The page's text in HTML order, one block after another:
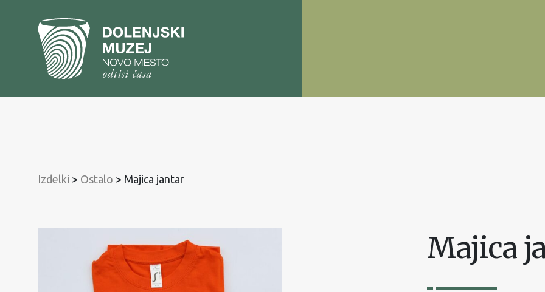
Na
Izdelki > Ostalo > Majica jantar
Majica